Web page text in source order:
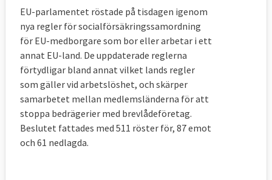
De europeiska arbetsmarknadsparterna är
Löntagare:
Europafacket (EFS)
Svenska medlemmar: LO, TCO och SACO.
Eurocadres – Rådet för europeiska chefer &
EU-parlamentet röstade på tisdagen igenom
nya regler för socialförsäkringssamordning
för EU-medborgare som bor eller arbetar i ett
annat EU-land. De uppdaterade reglerna
förtydligar bland annat vilket lands regler
som gäller vid arbetslöshet, och skärper
samarbetet mellan medlemsländerna för att
stoppa bedrägerier med brevlådeföretag.
Beslutet fattades med 511 röster för, 87 emot
och 61 nedlagda.